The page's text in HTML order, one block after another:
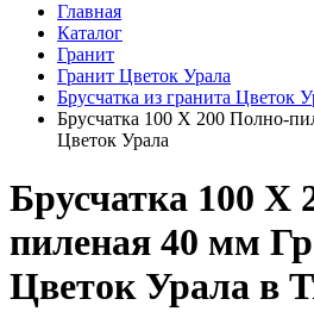
Главная
Каталог
Гранит
Гранит Цветок Урала
Брусчатка из гранита Цветок
Брусчатка 100 Х 200 Полно-
Цветок Урала
Брусчатка 100 Х
пиленая 40 мм
Цветок Урала в